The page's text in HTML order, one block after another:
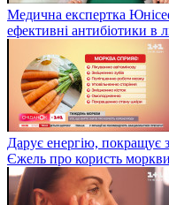
Медична експертка
ефективні антибіотики в
Дарує енергію, покращує
Єжель про користь моркви